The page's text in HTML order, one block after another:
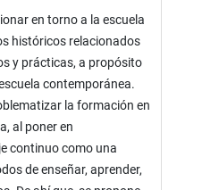
en torno a la escuela
históricos relacionados
y prácticas, a propósito
contemporánea.
la formación en
al poner en
continuo como una
de enseñar, aprender,